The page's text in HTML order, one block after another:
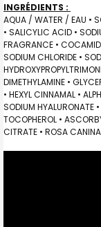
INGRÉDIENTS :
AQUA / WATER / EAU •
• SALICYLIC ACID •
FRAGRANCE •
SODIUM CHLORIDE •
DIMETHYLAMINE •
• HEXYL CINNAMAL •
SODIUM HYALURONATE
TOCOPHEROL •
CITRATE • ROSA